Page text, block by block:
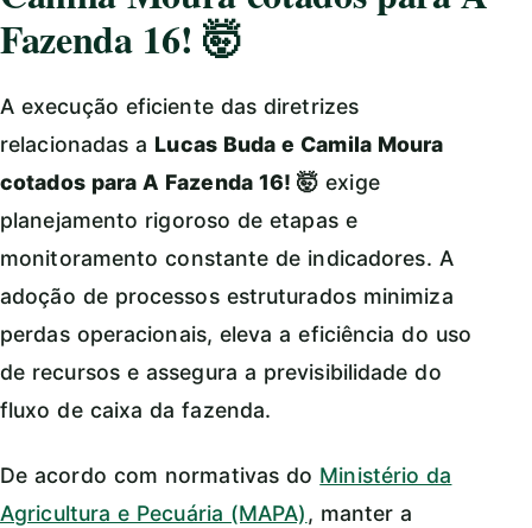
Fazenda 16! 🤯
A execução eficiente das diretrizes
relacionadas a Lucas Buda e Camila Moura
cotados para A Fazenda 16! 🤯 exige
planejamento rigoroso de etapas e
monitoramento constante de indicadores. A
adoção de processos estruturados minimiza
perdas operacionais, eleva a eficiência do uso
de recursos e assegura a previsibilidade do
fluxo de caixa da fazenda.
De acordo com normativas do Ministério da
Agricultura e Pecuária (MAPA), manter a